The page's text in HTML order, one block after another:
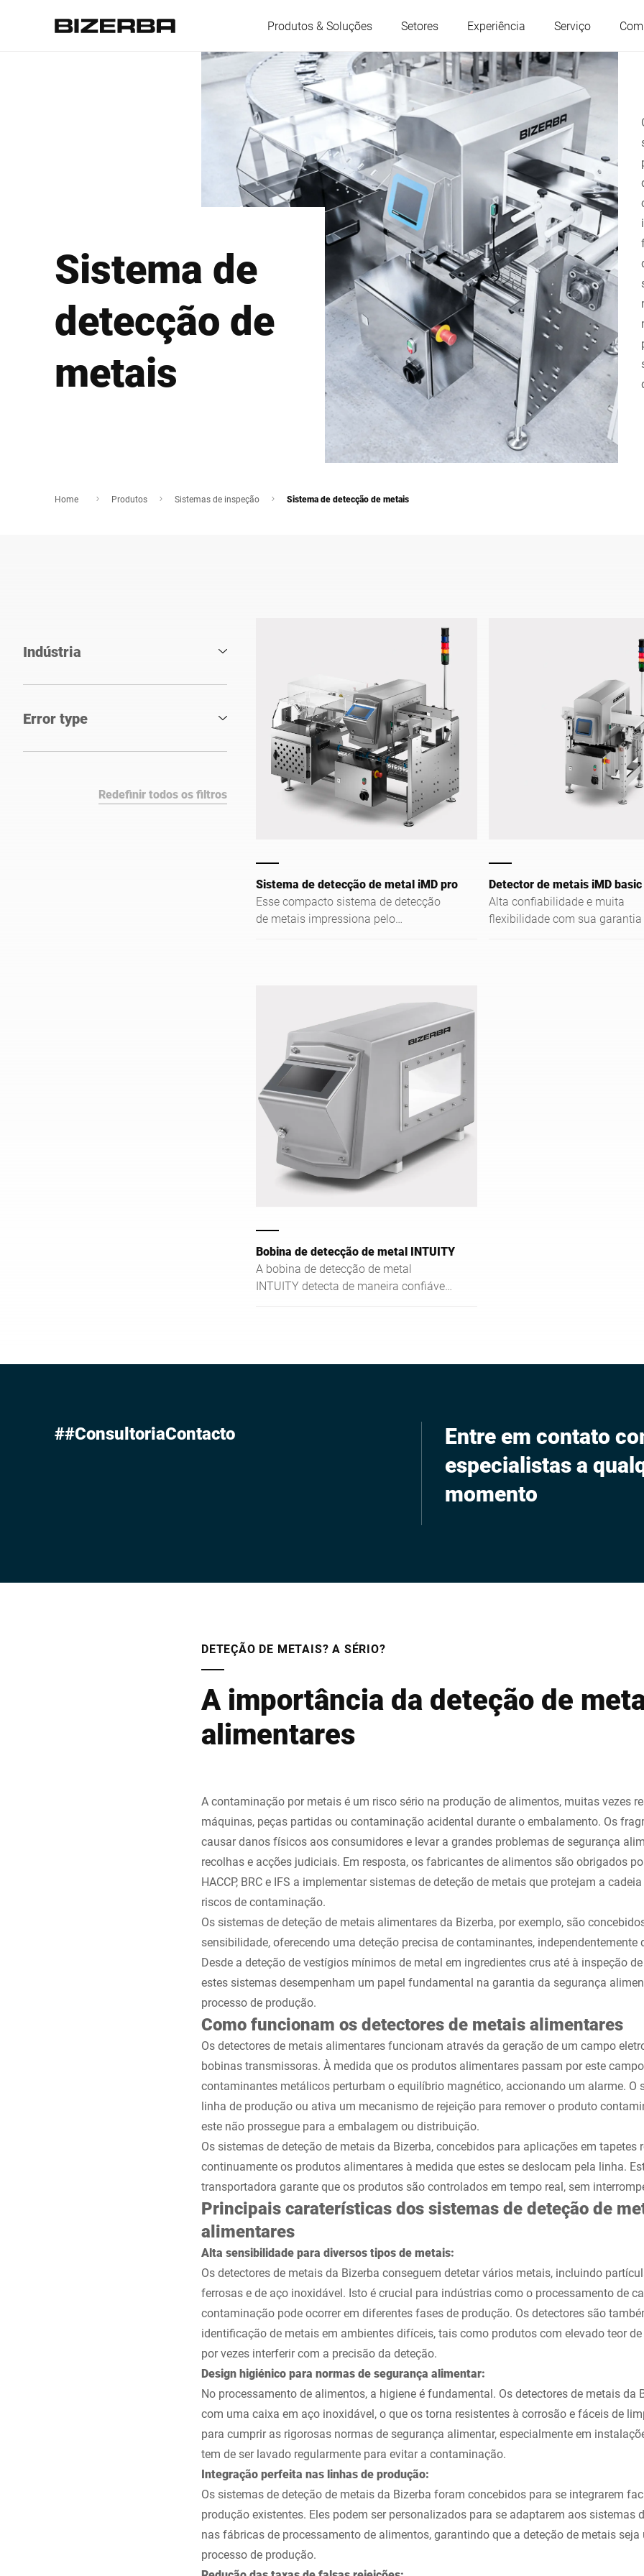
Produtos & Soluções Setores Experiência Serviço
Áustria Bélgica
França Alemanha
Hungria Itália
Polônia Portugal
Sérvia Eslováquia
Suíça Turquia
Reino Unido
Austrália
África
Site global
Sistema de
detecção de
metais
Home Produtos Sistemas de inspeção Sistema de detecção de metais
Indústria
Error type
Redefinir todos os filtros
Sistema de detecção de metal iMD pro
Esse compacto sistema de detecção
de metais impressiona pelo
Detector de metais iMD basic
Alta confiabilidade e muita
flexibilidade com sua garantia
Bobina de detecção de metal INTUITY
A bobina de detecção de metal
INTUITY detecta de maneira confiável
##ConsultoriaContacto
Entre em contato
especialistas a
momento
DETEÇÃO DE METAIS? A SÉRIO?
A importância da deteção de
alimentares
A contaminação por metais é um risco sério na produção de alimentos, muitas vezes
máquinas, peças partidas ou contaminação acidental durante o embalamento. Os
causar danos físicos aos consumidores e levar a grandes problemas de segurança
recolhas e acções judiciais. Em resposta, os fabricantes de alimentos são obrigados
HACCP, BRC e IFS a implementar sistemas de deteção de metais que protejam a
riscos de contaminação.
Os sistemas de deteção de metais alimentares da Bizerba, por exemplo, são
sensibilidade, oferecendo uma deteção precisa de contaminantes, independentemente
Desde a deteção de vestígios mínimos de metal em ingredientes crus até à inspeção
estes sistemas desempenham um papel fundamental na garantia da segurança
processo de produção.
Como funcionam os detectores de metais alimentares
Os detectores de metais alimentares funcionam através da geração de um campo
bobinas transmissoras. À medida que os produtos alimentares passam por este
contaminantes metálicos perturbam o equilíbrio magnético, accionando um alarme. O
linha de produção ou ativa um mecanismo de rejeição para remover o produto
este não prossegue para a embalagem ou distribuição.
Os sistemas de deteção de metais da Bizerba, concebidos para aplicações em tapetes
continuamente os produtos alimentares à medida que estes se deslocam pela linha.
transportadora garante que os produtos são controlados em tempo real, sem
Principais caraterísticas dos sistemas de deteção de
alimentares
Alta sensibilidade para diversos tipos de metais:
Os detectores de metais da Bizerba conseguem detetar vários metais, incluindo
ferrosas e de aço inoxidável. Isto é crucial para indústrias como o processamento de
contaminação pode ocorrer em diferentes fases de produção. Os detectores são
identificação de metais em ambientes difíceis, tais como produtos com elevado teor
por vezes interferir com a precisão da deteção.
Design higiénico para normas de segurança alimentar:
No processamento de alimentos, a higiene é fundamental. Os detectores de metais da
com uma caixa em aço inoxidável, o que os torna resistentes à corrosão e fáceis de
para cumprir as rigorosas normas de segurança alimentar, especialmente em
tem de ser lavado regularmente para evitar a contaminação.
Integração perfeita nas linhas de produção:
Os sistemas de deteção de metais da Bizerba foram concebidos para se integrarem
produção existentes. Eles podem ser personalizados para se adaptarem aos sistemas
nas fábricas de processamento de alimentos, garantindo que a deteção de metais
processo de produção.